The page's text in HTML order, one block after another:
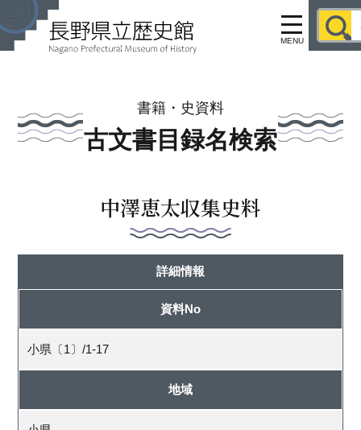
MENU
書籍・史資料
古文書目録名検索
中澤恵太収集史料
詳細情報
資料No
小県〔1〕/1-17
地域